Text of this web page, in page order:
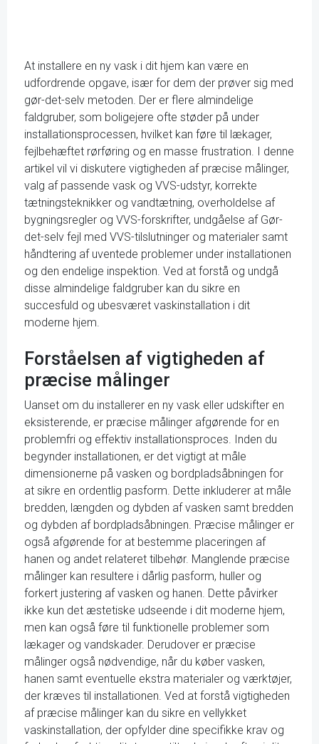
At installere en ny vask i dit hjem kan være en
udfordrende opgave, især for dem der prøver sig med
gør-det-selv metoden. Der er flere almindelige
faldgruber, som boligejere ofte støder på under
installationsprocessen, hvilket kan føre til lækager,
fejlbehæftet rørføring og en masse frustration. I denne
artikel vil vi diskutere vigtigheden af præcise målinger,
valg af passende vask og VVS-udstyr, korrekte
tætningsteknikker og vandtætning, overholdelse af
bygningsregler og VVS-forskrifter, undgåelse af Gør-
det-selv fejl med VVS-tilslutninger og materialer samt
håndtering af uventede problemer under installationen
og den endelige inspektion. Ved at forstå og undgå
disse almindelige faldgruber kan du sikre en
succesfuld og ubesværet vaskinstallation i dit
moderne hjem.
Forståelsen af vigtigheden af
præcise målinger
Uanset om du installerer en ny vask eller udskifter en
eksisterende, er præcise målinger afgørende for en
problemfri og effektiv installationsproces. Inden du
begynder installationen, er det vigtigt at måle
dimensionerne på vasken og bordpladsåbningen for
at sikre en ordentlig pasform. Dette inkluderer at måle
bredden, længden og dybden af vasken samt bredden
og dybden af bordpladsåbningen. Præcise målinger er
også afgørende for at bestemme placeringen af ​​
hanen og andet relateret tilbehør. Manglende præcise
målinger kan resultere i dårlig pasform, huller og
forkert justering af vasken og hanen. Dette påvirker
ikke kun det æstetiske udseende i dit moderne hjem,
men kan også føre til funktionelle problemer som
lækager og vandskader. Derudover er præcise
målinger også nødvendige, når du køber vasken,
hanen samt eventuelle ekstra materialer og værktøjer,
der kræves til installationen. Ved at forstå vigtigheden
af ​​præcise målinger kan du sikre en vellykket
vaskinstallation, der opfylder dine specifikke krav og